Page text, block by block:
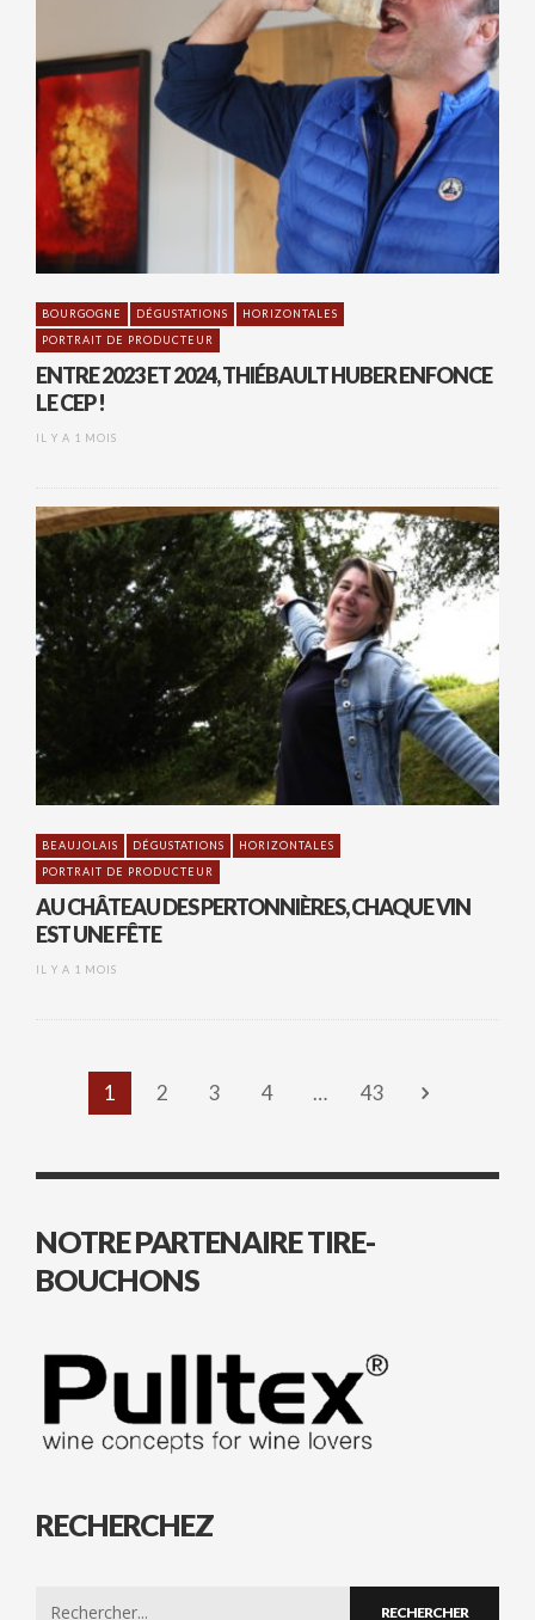
BOURGOGNE DÉGUSTATIONS
HORIZONTALES
PORTRAIT DE PRODUCTEUR
ENTRE 2023 ET 2024, THIÉBAULT HUBER ENFONCE
LE CEP !
IL Y A 1 MOIS
BEAUJOLAIS DÉGUSTATIONS
HORIZONTALES
PORTRAIT DE PRODUCTEUR
AU CHÂTEAU DES PERTONNIÈRES, CHAQUE VIN
EST UNE FÊTE
IL Y A 1 MOIS
1 2 3 4 … 43
NOTRE PARTENAIRE TIRE-
BOUCHONS
RECHERCHEZ